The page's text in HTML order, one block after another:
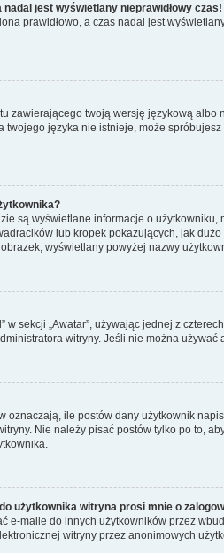
jest wyświetlany nieprawidłowy czas!
prawidłowo, a czas nadal jest
zawierającego twoją wersję językową
twojego języka nie istnieje, może
są wyświetlane informacje o
lub kropek pokazujących, jak
wyświetlany powyżej nazwy
w sekcji „Awatar”, używając jednej z
witryny. Jeśli nie można
ile postów dany użytkownik
Nie należy pisać postów tylko po to,
użytkownika witryna prosi mnie o
e-maile do innych użytkowników przez
witryny przez anonimowych